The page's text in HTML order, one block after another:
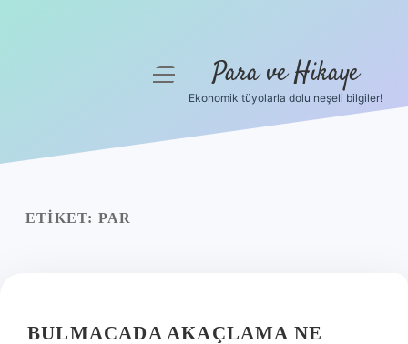
Yasal Uyarı
menüyü
Para ve Hikaye
Ekonomik tüyolarla dolu neşeli bilgiler!
ETIKET: PAR
BULMACADA AKAÇLAMA NE